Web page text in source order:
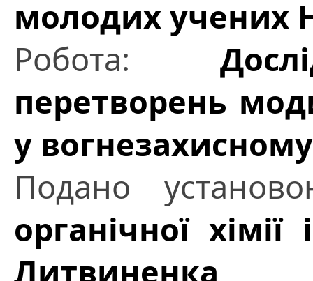
молодих учених
Робота:
перетворень
у
Подано
органічної
Литвиненка